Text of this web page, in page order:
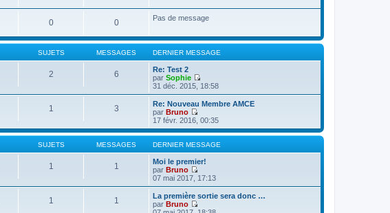
s
a
e
n
i
r
m
e
s
a
g
e
e
d
r
n
i
e
m
e
s
s
a
g
e
0 0 Pas de message
SUJETS MESSAGES DERNIER MESSAGE
2 6
Re: Test 2
par Sophie
V
o
i
r
l
e
d
e
n
i
e
r
e
s
31 déc. 2015, 18:58
1 3
Re: Nouveau Membre AMCE
par Bruno
V
o
i
r
l
e
e
r
n
i
e
17 févr. 2016, 00:35
SUJETS MESSAGES DERNIER MESSAGE
1 1
Moi le premier!
par Bruno
V
o
i
r
l
07 mai 2017, 17:13
1 1
La première sortie sera donc …
par Bruno
V